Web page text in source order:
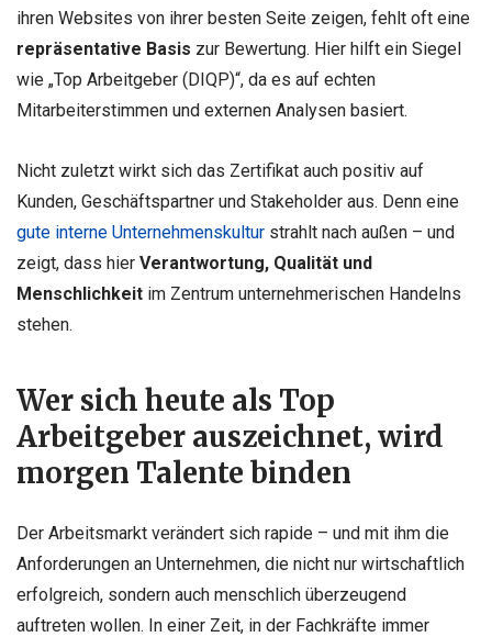
ihren Websites von ihrer besten Seite zeigen, fehlt oft eine
repräsentative Basis zur Bewertung. Hier hilft ein Siegel
wie „Top Arbeitgeber (DIQP)“, da es auf echten
Mitarbeiterstimmen und externen Analysen basiert.
Nicht zuletzt wirkt sich das Zertifikat auch positiv auf
Kunden, Geschäftspartner und Stakeholder aus. Denn eine
gute interne Unternehmenskultur strahlt nach außen – und
zeigt, dass hier Verantwortung, Qualität und
Menschlichkeit im Zentrum unternehmerischen Handelns
stehen.
Wer sich heute als Top
Arbeitgeber auszeichnet, wird
morgen Talente binden
Der Arbeitsmarkt verändert sich rapide – und mit ihm die
Anforderungen an Unternehmen, die nicht nur wirtschaftlich
erfolgreich, sondern auch menschlich überzeugend
auftreten wollen. In einer Zeit, in der Fachkräfte immer